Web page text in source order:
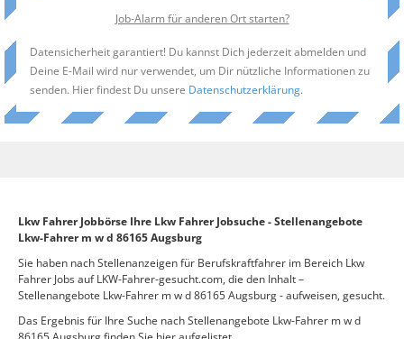
Job-Alarm für anderen Ort starten?
Datensicherheit garantiert! Du kannst Dich jederzeit abmelden und
Deine E-Mail wird nur verwendet, um Dir nützliche Informationen zu
senden. Hier findest Du unsere Datenschutzerklärung.
Lkw Fahrer Jobbörse Ihre Lkw Fahrer Jobsuche - Stellenangebote
Lkw-Fahrer m w d 86165 Augsburg
Sie haben nach Stellenanzeigen für Berufskraftfahrer im Bereich Lkw
Fahrer Jobs auf LKW-Fahrer-gesucht.com, die den Inhalt –
Stellenangebote Lkw-Fahrer m w d 86165 Augsburg - aufweisen, gesucht.
Das Ergebnis für Ihre Suche nach Stellenangebote Lkw-Fahrer m w d